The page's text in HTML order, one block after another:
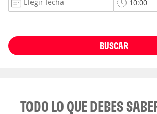
BUSCAR
TODO LO QUE DEBES